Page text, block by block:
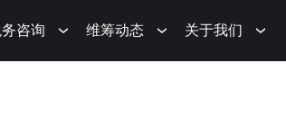
咨询 维筹动态 关于我们